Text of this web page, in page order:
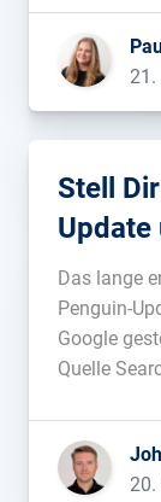
mit dem
Jahr
Rankings
dauern.
Stell
Update
Das lange
Penguin-
Google
Quelle
Penguin-
relevanten
ich nach20.